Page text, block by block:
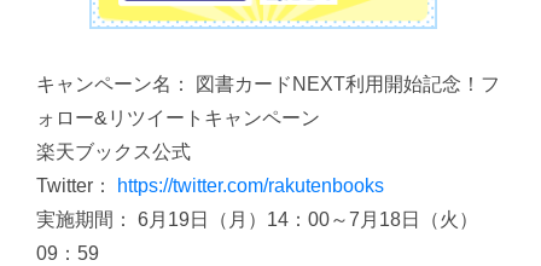
キャンペーン名： 図書カードNEXT利用開始記念！フ
ォロー&リツイートキャンペーン
楽天ブックス公式
Twitter：
https://twitter.com/rakutenbooks
実施期間： 6月19日（月）14：00～7月18日（火）
09：59